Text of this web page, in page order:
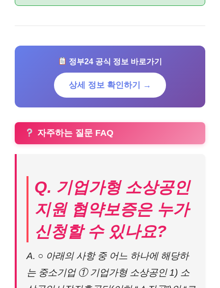
정부24 공식 정보 바로가기
상세 정보 확인하기 →
자주하는 질문 FAQ
Q. 기업가형 소상공인
지원 협약보증은 누가
신청할 수 있나요?
A. ○ 아래의 사항 중 어느 하나에 해당하
는 중소기업 ① 기업가형 소상공인 1) 소